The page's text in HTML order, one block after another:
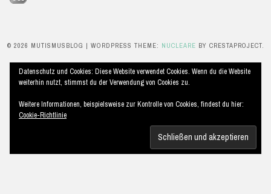
© 2026 MUTISMUSBLOG | WORDPRESS THEME: NUCLEARE BY CRESTAPROJECT.
Datenschutz und Cookies: Diese Website verwendet Cookies. Wenn du die Website
weiterhin nutzt, stimmst du der Verwendung von Cookies zu.
Weitere Informationen, beispielsweise zur Kontrolle von Cookies, findest du hier:
Cookie-Richtlinie